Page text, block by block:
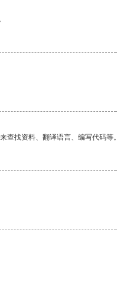
查找资料、翻译语言、编写代码等。